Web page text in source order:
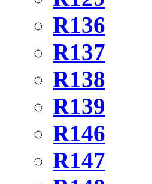
R136
R137
R138
R139
R146
R147